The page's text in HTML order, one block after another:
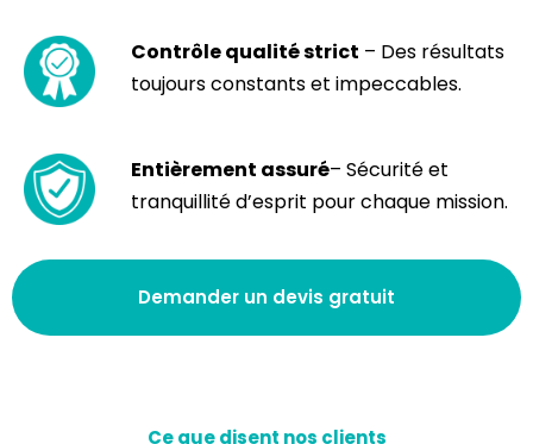
Contrôle qualité strict – Des résultats
toujours constants et impeccables.
Entièrement assuré– Sécurité et
tranquillité d’esprit pour chaque mission.
Demander un devis gratuit
Ce que disent nos clients